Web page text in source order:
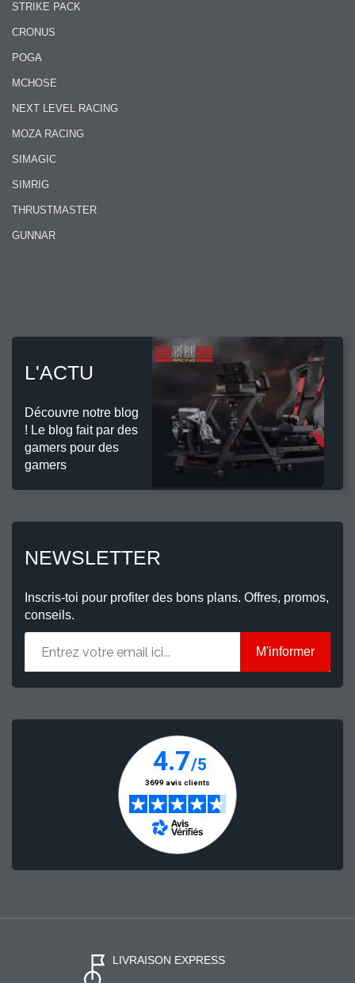
STRIKE PACK
CRONUS
POGA
MCHOSE
NEXT LEVEL RACING
MOZA RACING
SIMAGIC
SIMRIG
THRUSTMASTER
GUNNAR
L'ACTU
Découvre notre blog
! Le blog fait par des
gamers pour des
gamers
NEWSLETTER
Inscris-toi pour profiter des bons plans. Offres, promos,
conseils.
M'informer
LIVRAISON EXPRESS